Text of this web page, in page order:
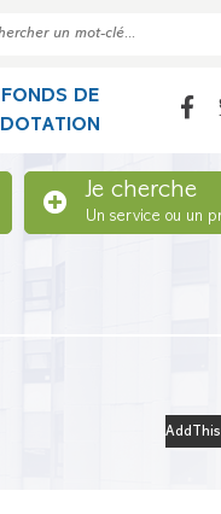
FONDS DE
DOTATION
Je cherche
Un service ou un